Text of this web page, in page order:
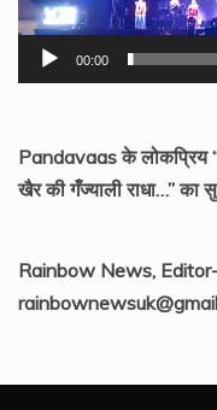
00:00
Pandavaas के लोकप्रिय
खैर की गँज्याली राधा…” का
Rainbow News,